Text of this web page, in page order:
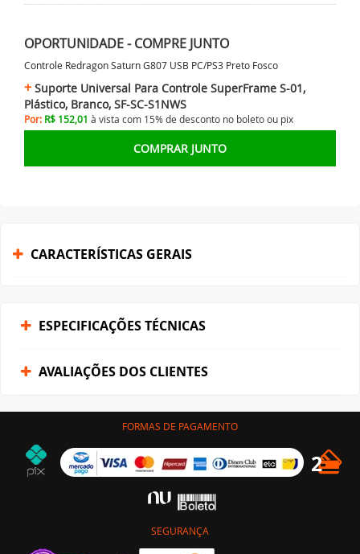
OPORTUNIDADE - COMPRE JUNTO
Controle Redragon Saturn G807 USB PC/PS3 Preto Fosco
Suporte Universal Para Controle SuperFrame S-01,
Plástico, Branco, SF-SC-S1NWS
Por: R$ 152,01 à vista com 15% de desconto no boleto ou pix
COMPRAR JUNTO
CARACTERÍSTICAS GERAIS
ESPECIFICAÇÕES TÉCNICAS
AVALIAÇÕES DOS CLIENTES
FORMAS DE PAGAMENTO
SEGURANÇA